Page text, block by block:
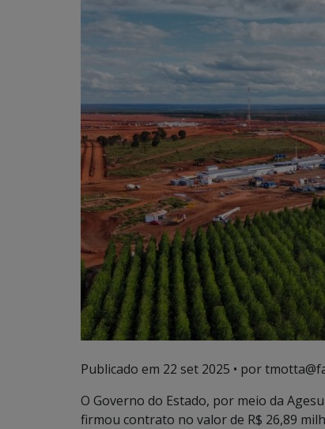
Publicado em 22 set 2025 • por
O Governo do Estado, por meio da
firmou contrato no valor de R$ 26,89